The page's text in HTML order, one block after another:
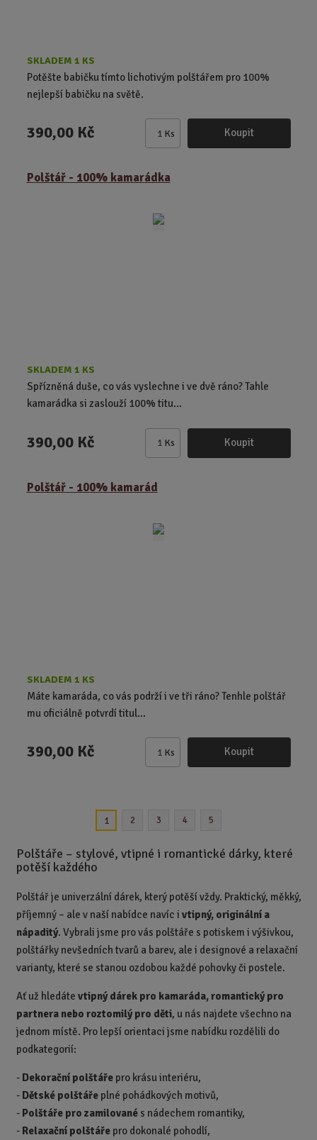
SKLADEM 1 KS
Potěšte babičku tímto lichotivým polštářem pro 100%
nejlepší babičku na světě.
390,00 Kč
Z
t
Ks Koupit
Polštář - 100% kamarádka
SKLADEM 1 KS
Spřízněná duše, co vás vyslechne i ve dvě ráno? Tahle
kamarádka si zaslouží 100% titu...
390,00 Kč
Z
t
Ks Koupit
Polštář - 100% kamarád
SKLADEM 1 KS
Máte kamaráda, co vás podrží i ve tři ráno? Tenhle polštář
mu oficiálně potvrdí titul...
390,00 Kč
Z
p
e
t
Ks Koupit
1 2 3 4 5
Polštáře – stylové, vtipné i romantické dárky, které
potěší každého
Polštář je univerzální dárek, který potěší vždy. Praktický, měkký,
příjemný – ale v naší nabídce navíc i vtipný, originální a
nápaditý. Vybrali jsme pro vás polštáře s potiskem i výšivkou,
polštářky nevšedních tvarů a barev, ale i designové a relaxační
varianty, které se stanou ozdobou každé pohovky či postele.
Ať už hledáte vtipný dárek pro kamaráda, romantický pro
partnera nebo roztomilý pro děti, u nás najdete všechno na
jednom místě. Pro lepší orientaci jsme nabídku rozdělili do
podkategorií:
- Dekorační polštářepro krásu interiéru,
- Dětské polštářeplné pohádkových motivů,
- Polštáře pro zamilovanés nádechem romantiky,
- Relaxační polštářepro dokonalé pohodlí,